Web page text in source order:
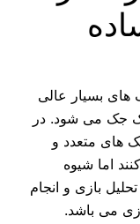
های بسیار عالی
جک می شود. در
های متعدد و
اما شیوه
بازی و انجام
می باشد.